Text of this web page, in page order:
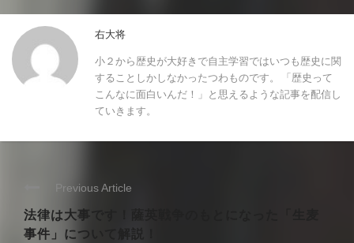
右大将
小２から歴史が大好きで自主学習ではいつも歴史に関
することしかしなかったつわものです。 「歴史って
こんなに面白いんだ！」と思えるような記事を配信し
ていきます。
Previous Article
法律は大事です！薩英戦争のもとになった「生麦
事件」について解説！